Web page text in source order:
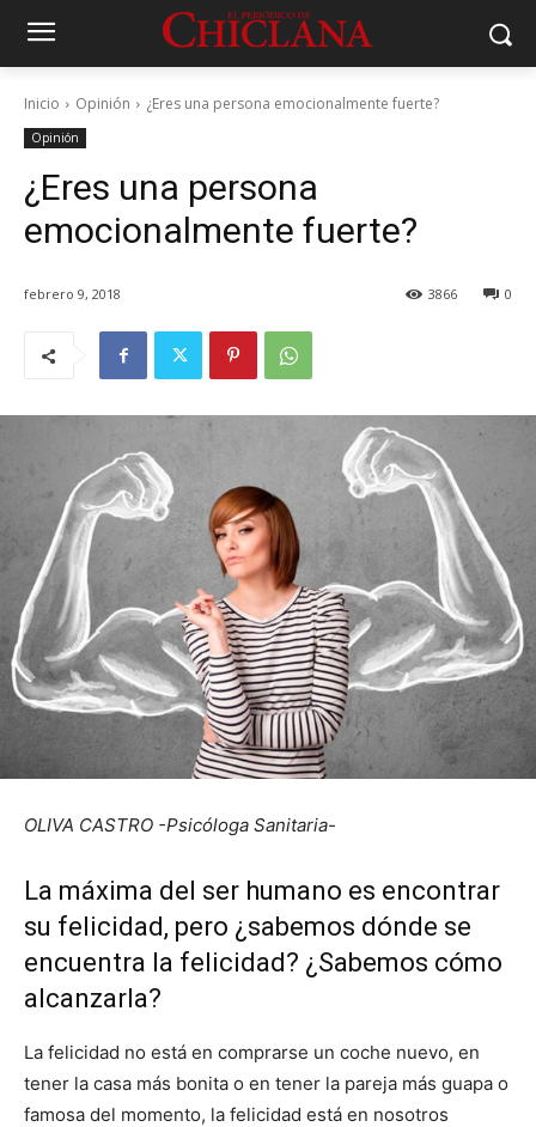
Inicio Opinión ¿Eres una persona emocionalmente fuerte?
Opinión
¿Eres una persona
emocionalmente fuerte?
febrero 9, 2018 0
3866
OLIVA CASTRO -Psicóloga Sanitaria-
La máxima del ser humano es encontrar
su felicidad, pero ¿sabemos dónde se
encuentra la felicidad? ¿Sabemos cómo
alcanzarla?
La felicidad no está en comprarse un coche nuevo, en
tener la casa más bonita o en tener la pareja más guapa o
famosa del momento, la felicidad está en nosotros